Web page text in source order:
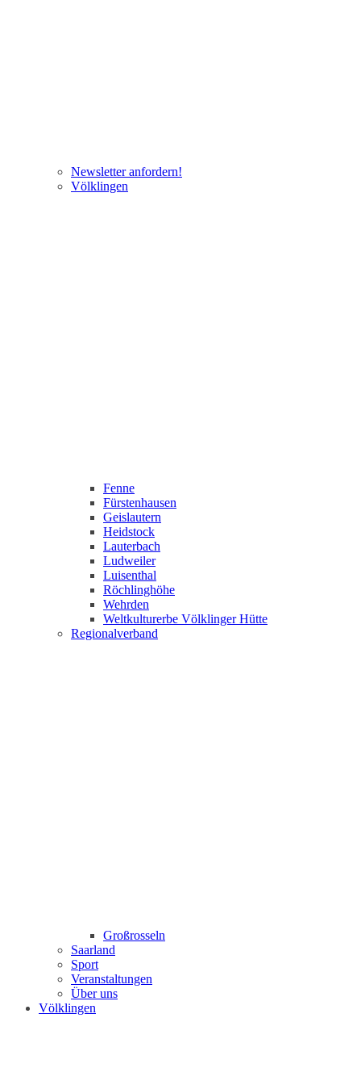
Newsletter anfordern!
Völklingen
Fenne
Fürstenhausen
Geislautern
Heidstock
Lauterbach
Ludweiler
Luisenthal
Röchlinghöhe
Wehrden
Weltkulturerbe Völklinger Hütte
Regionalverband
Großrosseln
Saarland
Sport
Veranstaltungen
Über uns
Völklingen